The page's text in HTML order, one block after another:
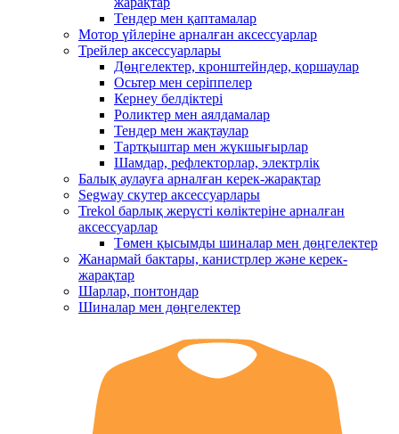
Тендер мен қаптамалар
Мотор үйлеріне арналған аксессуарлар
Трейлер аксессуарлары
Дөңгелектер, кронштейндер, қоршаулар
Осьтер мен серіппелер
Кернеу белдіктері
Роликтер мен аялдамалар
Тендер мен жақтаулар
Тартқыштар мен жүкшығырлар
Шамдар, рефлекторлар, электрлік
Балық аулауға арналған керек-жарақтар
Segway скутер аксессуарлары
Trekol барлық жерүсті көліктеріне арналған
аксессуарлар
Төмен қысымды шиналар мен дөңгелектер
Жанармай бактары, канистрлер және керек-
жарақтар
Шарлар, понтондар
Шиналар мен дөңгелектер